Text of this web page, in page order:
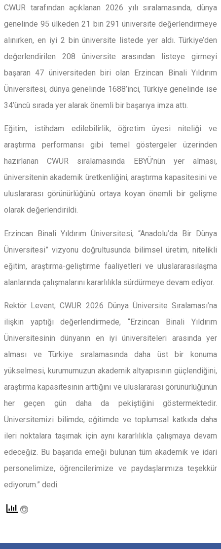
CWUR tarafından açıklanan 2026 yılı sıralamasında, dünya
genelinde 95 ülkeden 21 bin 291 üniversite değerlendirmeye
alınırken, en iyi 2 bin üniversite listede yer aldı. Türkiye’den
değerlendirilen 208 üniversite arasından listeye girmeyi
başaran 47 üniversiteden biri olan Erzincan Binali Yıldırım
Üniversitesi, dünya genelinde 1688’inci, Türkiye genelinde ise
34’üncü sırada yer alarak önemli bir başarıya imza attı.
Eğitim, istihdam edilebilirlik, öğretim üyesi niteliği ve
araştırma performansı gibi temel göstergeler üzerinden
hazırlanan CWUR sıralamasında EBYÜ’nün yer alması,
üniversitenin akademik üretkenliğini, araştırma kapasitesini ve
uluslararası görünürlüğünü ortaya koyan önemli bir gelişme
olarak değerlendirildi.
Erzincan Binali Yıldırım Üniversitesi, “Anadolu’da Bir Dünya
Üniversitesi” vizyonu doğrultusunda bilimsel üretim, nitelikli
eğitim, araştırma-geliştirme faaliyetleri ve uluslararasılaşma
alanlarında çalışmalarını kararlılıkla sürdürmeye devam ediyor.
Rektör Levent, CWUR 2026 Dünya Üniversite Sıralaması’na
ilişkin yaptığı değerlendirmede, “Erzincan Binali Yıldırım
Üniversitesinin dünyanın en iyi üniversiteleri arasında yer
alması ve Türkiye sıralamasında daha üst bir konuma
yükselmesi, kurumumuzun akademik altyapısının güçlendiğini,
araştırma kapasitesinin arttığını ve uluslararası görünürlüğünün
her geçen gün daha da pekiştiğini göstermektedir.
Üniversitemizi bilimde, eğitimde ve toplumsal katkıda daha
ileri noktalara taşımak için aynı kararlılıkla çalışmaya devam
edeceğiz. Bu başarıda emeği bulunan tüm akademik ve idari
personelimize, öğrencilerimize ve paydaşlarımıza teşekkür
ediyorum.” dedi.